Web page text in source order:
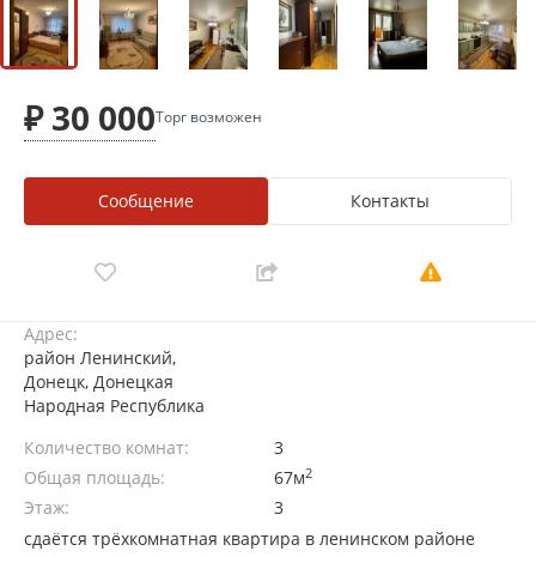
₽ 30 000Торг возможен
Сообщение Контакты
Адрес:
район Ленинский,
Донецк, Донецкая
Народная Республика
Количество комнат:
3
Общая площадь:
67м2
Этаж:
3
сдаётся трёхкомнатная квартира в ленинском районе